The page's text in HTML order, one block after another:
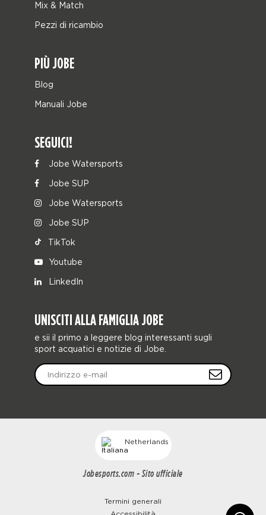
Mix & Match
Pezzi di ricambio
PIÙ JOBE
Blog
Manuali Jobe
SEGUICI!
Jobe Watersports
Jobe SUP
Jobe Watersports
Jobe SUP
TikTok
Youtube
LinkedIn
UNISCITI ALLA FAMIGLIA JOBE
e sii il primo a leggere blog interessanti sugli
sport acquatici e notizie di Jobe.
Netherlands
Jobesports.com - Sito ufficiale
Termini generali